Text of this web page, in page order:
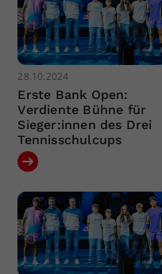
28.10.2024
Erste Bank Open:
Verdiente Bühne für
Sieger:innen des Drei
Tennisschulcups